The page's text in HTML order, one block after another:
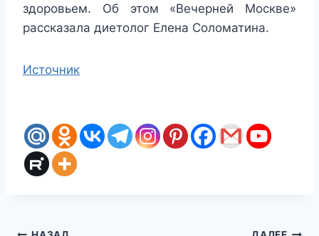
здоровьем. Об этом «Вечерней Москве»
рассказала диетолог Елена Соломатина.
Источник